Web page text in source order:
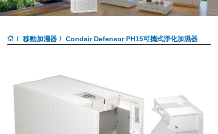
移動加濕器 Condair Defensor PH15可攜式淨化加濕器
Previous